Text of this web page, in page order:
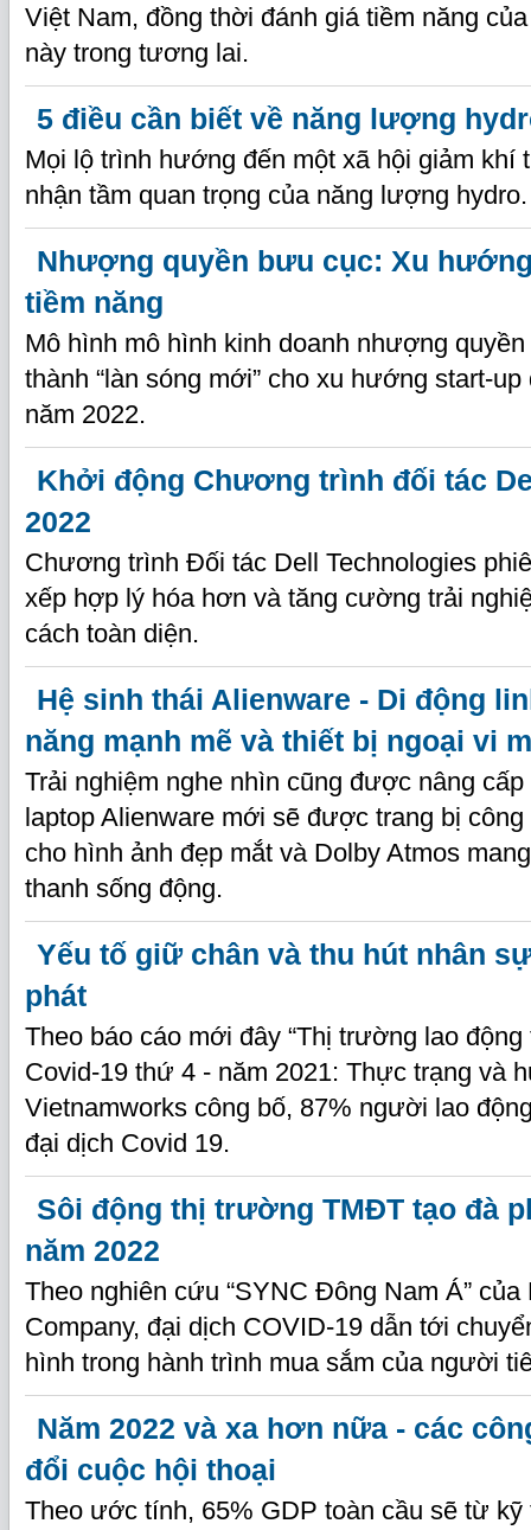
Việt Nam, đồng thời đánh giá tiềm năng
này trong tương lai.
5 điều cần biết về năng lượng
Mọi lộ trình hướng đến một xã hội giảm khí
nhận tầm quan trọng của năng lượng hydro.
Nhượng quyền bưu cục: Xu
tiềm năng
Mô hình mô hình kinh doanh nhượng
thành “làn sóng mới” cho xu hướng start-
năm 2022.
Khởi động Chương trình đối tác
2022
Chương trình Đối tác Dell Technologies
xếp hợp lý hóa hơn và tăng cường trải
cách toàn diện.
Hệ sinh thái Alienware - Di động
năng mạnh mẽ và thiết bị ngoại vi
Trải nghiệm nghe nhìn cũng được nâng cấp
laptop Alienware mới sẽ được trang bị
cho hình ảnh đẹp mắt và Dolby Atmos
thanh sống động.
Yếu tố giữ chân và thu hút nhân
phát
Theo báo cáo mới đây “Thị trường lao
Covid-19 thứ 4 - năm 2021: Thực trạng và
Vietnamworks công bố, 87% người lao
đại dịch Covid 19.
Sôi động thị trường TMĐT tạo đà
năm 2022
Theo nghiên cứu “SYNC Đông Nam Á”
Company, đại dịch COVID-19 dẫn tới
hình trong hành trình mua sắm của người
Năm 2022 và xa hơn nữa - các
đổi cuộc hội thoại
Theo ước tính, 65% GDP toàn cầu sẽ từ kỹ